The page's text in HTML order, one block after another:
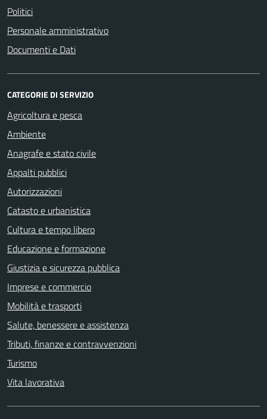
Politici
Personale amministrativo
Documenti e Dati
CATEGORIE DI SERVIZIO
Agricoltura e pesca
Ambiente
Anagrafe e stato civile
Appalti pubblici
Autorizzazioni
Catasto e urbanistica
Cultura e tempo libero
Educazione e formazione
Giustizia e sicurezza pubblica
Imprese e commercio
Mobilità e trasporti
Salute, benessere e assistenza
Tributi, finanze e contravvenzioni
Turismo
Vita lavorativa